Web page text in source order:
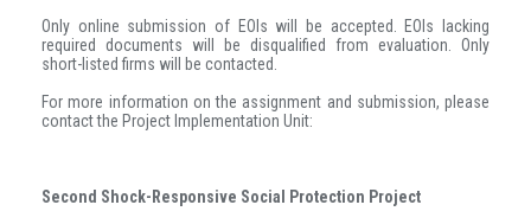
Only online submission of EOIs will be accepted. EOIs lacking
required documents will be disqualified from evaluation. Only
short-listed firms will be contacted.
For more information on the assignment and submission, please
contact the Project Implementation Unit:
Second Shock-Responsive Social Protection Project